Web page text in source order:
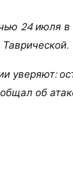
24 июля в
уверяют:
об